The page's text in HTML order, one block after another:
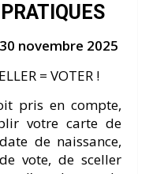
novembre 2025
= VOTER !
pris en compte,
votre carte de
de naissance,
vote, de sceller